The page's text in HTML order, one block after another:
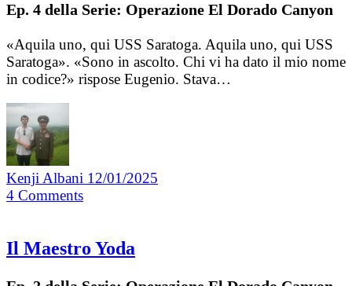
Ep. 4 della Serie: Operazione El Dorado Canyon
«Aquila uno, qui USS Saratoga. Aquila uno, qui USS
Saratoga». «Sono in ascolto. Chi vi ha dato il mio nome
in codice?» rispose Eugenio. Stava…
Kenji Albani 12/01/2025
4 Comments
Il Maestro Yoda